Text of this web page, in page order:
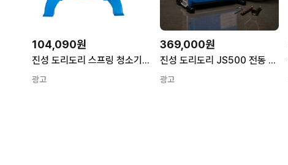
104,090원
진성 도리도리 스프링 청소기 하수구 뚫는 기계 배관 막힘 뚫기 관통기 15m
광고
369,000원
진성 도리도리 JS500 전동 스프링 청소기 하수구 뚫는 기계 싱크대 막힘 국산 20m
광고